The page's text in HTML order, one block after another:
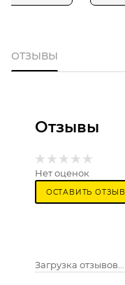
ОТЗЫВЫ
Отзывы
Нет оценок
ОСТАВИТЬ ОТЗЫВ
Загрузка отзывов...